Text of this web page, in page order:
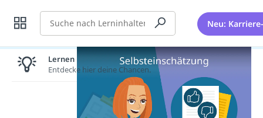
Suche Neu:
Lernen lohnt sich!
Entdecke hier deine Chancen.